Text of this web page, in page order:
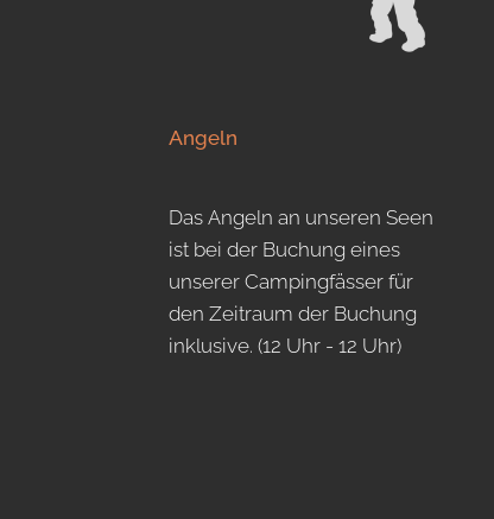
Angeln
Das Angeln an unseren Seen
ist bei der Buchung eines
unserer Campingfässer für
den Zeitraum der Buchung
inklusive. (12 Uhr - 12 Uhr)